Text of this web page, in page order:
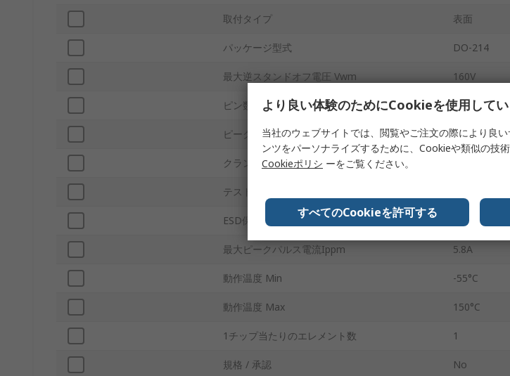
取付タイプ 表面
パッケージ型式 DO-214
最大逆スタンドオフ電圧 Vwm 160V
ピン数 2
ピークパルスパワー消費Pppm 1.5kW
クランピング電圧（VC）
テスト電流 It
ESD保護 はい
最大ピークパルス電流Ippm 5.8A
動作温度 Min -55°C
動作温度 Max 150°C
1チップ当たりのエレメント数 1
規格 / 承認 No
より良い体験のためにCookieを使用して
当社のウェブサイトでは、閲覧やご注文の際により良
ンツをパーソナライズするために、Cookieや類似の技
Cookieポリシ ーをご覧ください。
すべてのCookieを許可する